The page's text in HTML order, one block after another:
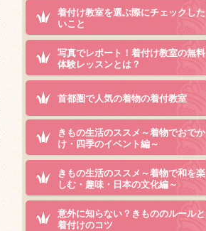
着付け教室を選ぶ際にチェックした
いこと
写真でレポート！着付け教室の無料
体験レッスンとは？
首都圏で人気の着物の着付教室
きもの生活のススメ～着物でおでか
け・四季のイベント編～
きもの生活のススメ～着物で和を楽
しむ・趣味・日本の文化編～
意外に知らない？きもののルールと
着付けのコツ